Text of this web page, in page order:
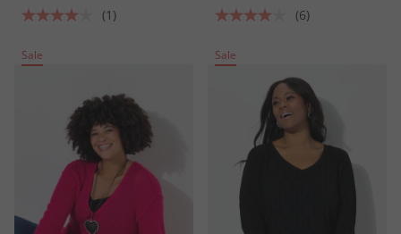
(1) (6)
Sale Sale